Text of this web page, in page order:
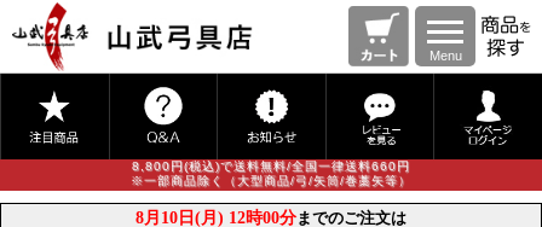
Menu
8,800円(税込)で送料無料/全国一律送料660円
※一部商品除く（大型商品/弓/矢筒/巻藁矢等）